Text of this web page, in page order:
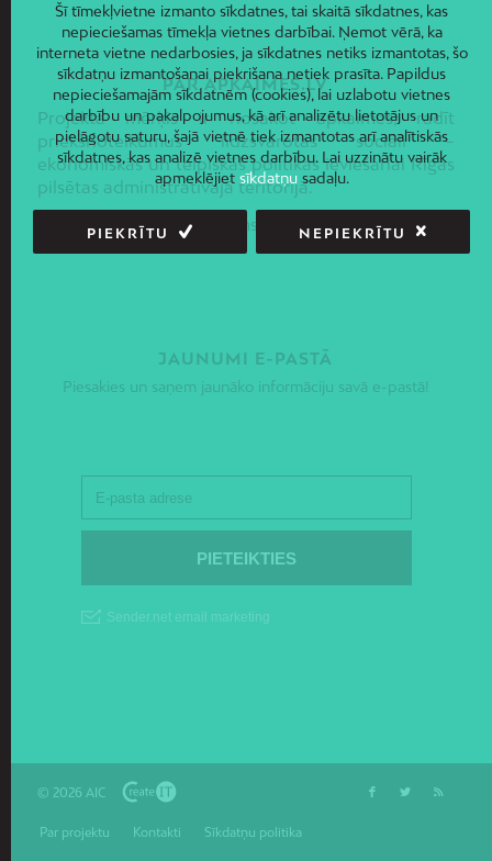
PAR APKAIMES.LV
Projekta mērķis ir nosakot apkaimes, radīt
priekšnoteikumus līdzsvarotas sociāli –
ekonomiskās un telpiskās politikas ieviešanai Rīgas
pilsētas administratīvajā teritorijā.
Piekļūstamības paziņojums
JAUNUMI E-PASTĀ
Piesakies un saņem jaunāko informāciju savā e-pastā!
© 2026 AIC
Par projektu Kontakti Sīkdatņu politika
Šī tīmekļvietne izmanto sīkdatnes, tai skaitā sīkdatnes, kas
nepieciešamas tīmekļa vietnes darbībai. Ņemot vērā, ka
interneta vietne nedarbosies, ja sīkdatnes netiks izmantotas, šo
sīkdatņu izmantošanai piekrišana netiek prasīta. Papildus
nepieciešamajām sīkdatnēm (cookies), lai uzlabotu vietnes
darbību un pakalpojumus, kā arī analizētu lietotājus un
pielāgotu saturu, šajā vietnē tiek izmantotas arī analītiskās
sīkdatnes, kas analizē vietnes darbību. Lai uzzinātu vairāk
apmeklējiet sīkdatņusadaļu.
PIEKRĪTU NEPIEKRĪTU